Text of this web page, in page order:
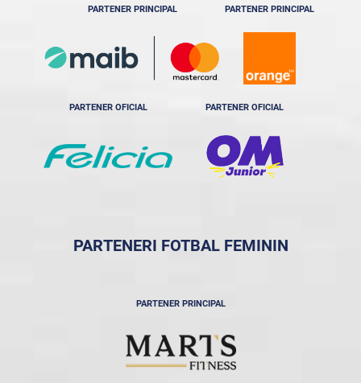
PARTENER PRINCIPAL PARTENER PRINCIPAL
PARTENER OFICIAL PARTENER OFICIAL
PARTENERI FOTBAL FEMININ
PARTENER PRINCIPAL